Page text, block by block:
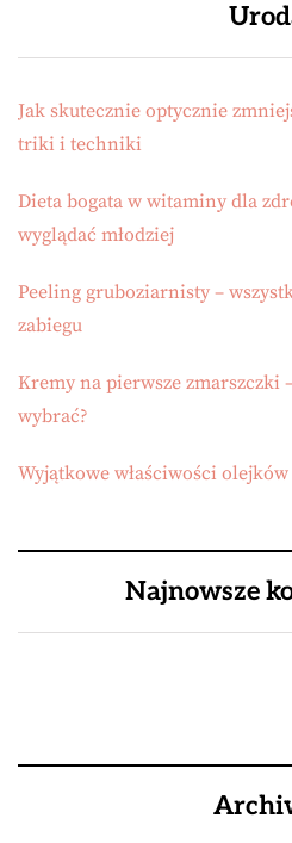
Jak skutecznie optycznie
triki i techniki
Dieta bogata w witaminy dla
wyglądać młodziej
Peeling gruboziarnisty –
zabiegu
Kremy na pierwsze zmarszczki
wybrać?
Wyjątkowe właściwości
Najnowsze